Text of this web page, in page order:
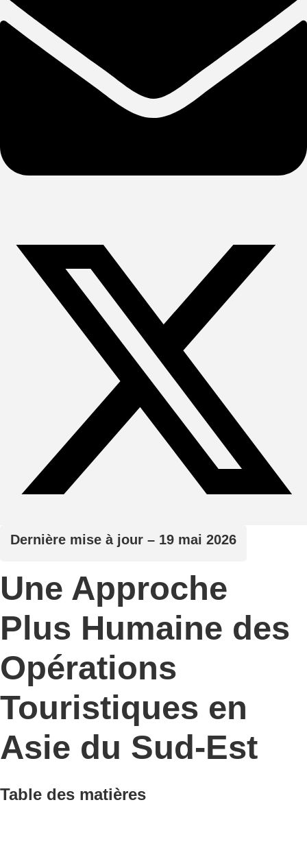
Dernière mise à jour – 19 mai 2026
Une Approche
Plus Humaine des
Opérations
Touristiques en
Asie du Sud-Est
Table des matières